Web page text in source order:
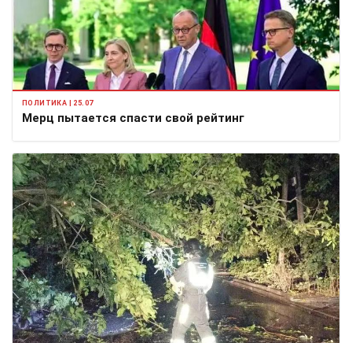
ПОЛИТИКА | 25.07
Мерц пытается спасти свой рейтинг